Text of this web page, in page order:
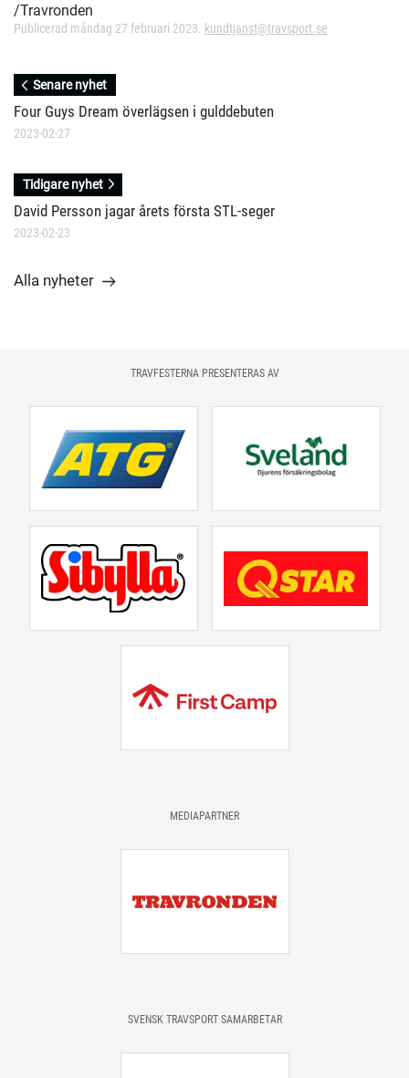
/Travronden
Publicerad måndag 27 februari 2023. kundtjanst@travsport.se
Senare nyhet
Four Guys Dream överlägsen i gulddebuten
2023-02-27
Tidigare nyhet
David Persson jagar årets första STL-seger
2023-02-23
Alla nyheter
TRAVFESTERNA PRESENTERAS AV
MEDIAPARTNER
SVENSK TRAVSPORT SAMARBETAR